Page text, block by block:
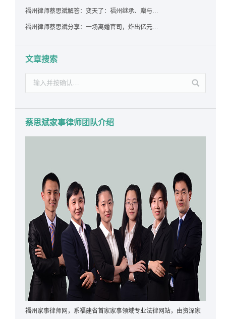
福州律师蔡思斌解答：变天了：福州继承、赠与房产转让要收20%个税？福州国税官方回答来了！
福州律师蔡思斌分享：一场离婚官司，炸出亿元“糊涂账”：本想分割家产，结果“自爆”了家底
文章搜索
蔡思斌家事律师团队介绍
福州家事律师网，系福建省首家家事领域专业法律网站，由资深家